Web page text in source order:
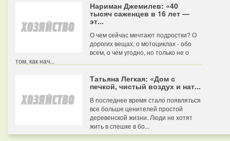
Нариман Джемилев: «40
тысяч саженцев в 16 лет —
эт...
О чем сейчас мечтают подростки? О
дорогих вещах, о мотоциклах - обо
всем, о чем угодно, но только не о
том, как нач...
Татьяна Легкая: «Дом с
печкой, чистый воздух и нат...
В последнее время стало появляться
все больше ценителей простой
деревенской жизни. Люди не хотят
жить в спешке в бо...